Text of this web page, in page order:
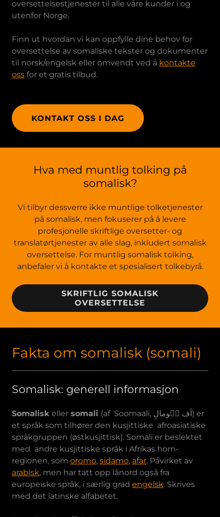
oversettelsestjenester til alle våre kunder i og
utenfor Norge.
Finn ut hvordan vi kan oppfylle dine behov for
oversettelse av somaliske tekster og dokumenter
til norsk/engelsk eller omvendt ved å kontakte
oss for et gratis tilbud.
KONTAKT OSS I DAG
Hva med muntlig tolking på
somalisk?
Vi tilbyr dessverre ikke muntlige tolketjenester
på somalisk, men fokuserer på å levere
profesjonelle skriftlige oversetter- og
translatørtjenester av alle slag, inkludert somalisk
oversettelse. For muntlig somalisk tolking,
anbefaler vi å kontakte et spesialisert tolkebyrå.
SKRIFTLIG SOMALISK
OVERSETTELSE
Fakta om somalisk (somali)
Somalisk: generell informasjon
Somalisk eller somali (af Soomaali, اَف سٝومالِ) er
et språk som tilhører den kusjittiske afroasiatiske
språkgruppen (østkusjittisk). Somali er beslektet
med andre kusjittiske språk i Afrikas horn-
regionen, som oromo, sidamo, afar. Påvirket av
arabisk, men har tatt opp lånord også fra
europeiske språk, i særlig grad engelsk. Skrives
med det latinske alfabetet.